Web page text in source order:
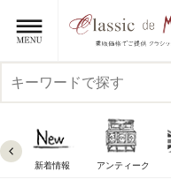
新着情報 アンティーク